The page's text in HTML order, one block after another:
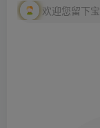
欢迎您留下宝